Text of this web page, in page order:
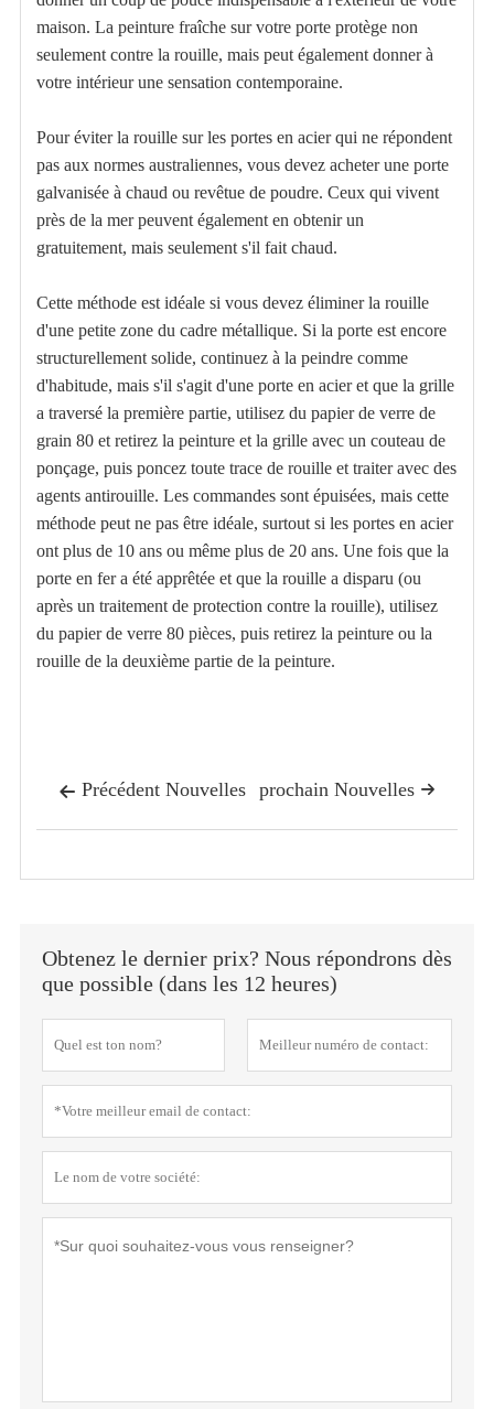
maison. La peinture fraîche sur votre porte protège non
seulement contre la rouille, mais peut également donner à
votre intérieur une sensation contemporaine.
Pour éviter la rouille sur les portes en acier qui ne répondent
pas aux normes australiennes, vous devez acheter une porte
galvanisée à chaud ou revêtue de poudre. Ceux qui vivent
près de la mer peuvent également en obtenir un
gratuitement, mais seulement s'il fait chaud.
Cette méthode est idéale si vous devez éliminer la rouille
d'une petite zone du cadre métallique. Si la porte est encore
structurellement solide, continuez à la peindre comme
d'habitude, mais s'il s'agit d'une porte en acier et que la grille
a traversé la première partie, utilisez du papier de verre de
grain 80 et retirez la peinture et la grille avec un couteau de
ponçage, puis poncez toute trace de rouille et traiter avec des
agents antirouille. Les commandes sont épuisées, mais cette
méthode peut ne pas être idéale, surtout si les portes en acier
ont plus de 10 ans ou même plus de 20 ans. Une fois que la
porte en fer a été apprêtée et que la rouille a disparu (ou
après un traitement de protection contre la rouille), utilisez
du papier de verre 80 pièces, puis retirez la peinture ou la
rouille de la deuxième partie de la peinture.
 Précédent Nouvelles 
prochain Nouvelles
Obtenez le dernier prix? Nous répondrons dès
que possible (dans les 12 heures)